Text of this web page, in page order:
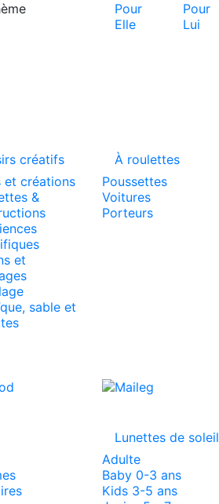
Pour
Elle
Pour
Lui
créatifs
et créations
&
et
sable et
À roulettes
Poussettes
Voitures
Porteurs
Lunettes de soleil
Adulte
Baby 0-3 ans
Kids 3-5 ans